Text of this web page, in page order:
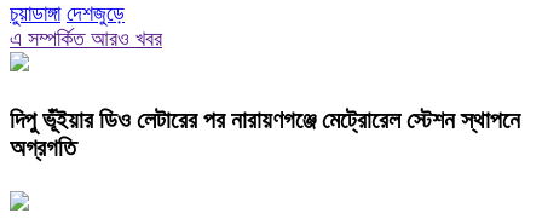
চুয়াডাঙ্গা দেশজুড়ে
এ সম্পর্কিত আরও খবর
দিপু ভূঁইয়ার ডিও লেটারের পর নারায়ণগঞ্জে মেট্রোরেল স্টেশন স্থাপনে
অগ্রগতি